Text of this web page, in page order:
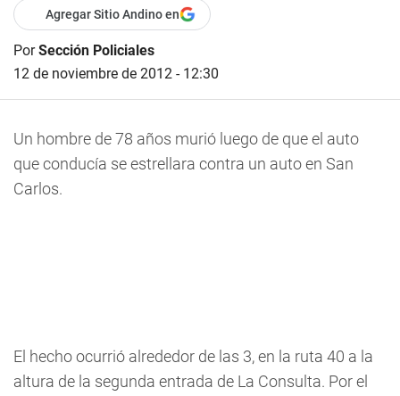
Agregar Sitio Andino en
PorSección Policiales
12 de noviembre de 2012 - 12:30
Un hombre de 78 años murió luego de que el auto
que conducía se estrellara contra un auto en San
Carlos.
El hecho ocurrió alrededor de las 3, en la ruta 40 a la
altura de la segunda entrada de La Consulta. Por el